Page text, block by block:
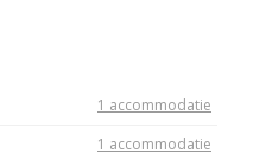
1 accommodatie
1 accommodatie